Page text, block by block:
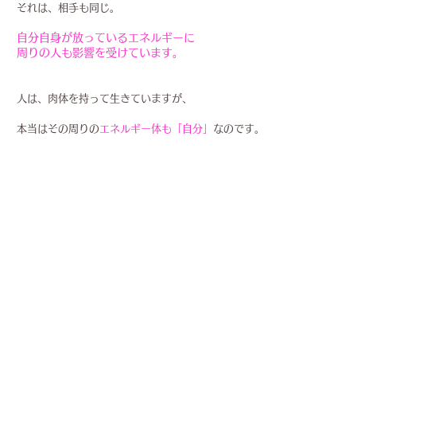
それは、相手も同じ。
自分自身が放っているエネルギーに
周りの人も影響を受けています。
人は、肉体を持って生きていますが、
本当はその周りのエネルギー体も「自分」 なのです。